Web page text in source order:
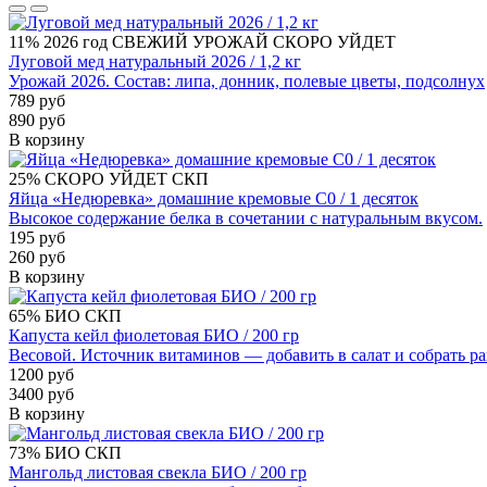
11% 2026 год СВЕЖИЙ УРОЖАЙ СКОРО УЙДЕТ
Луговой мед натуральный 2026 / 1,2 кг
Урожай 2026. Состав: липа, донник, полевые цветы, подсолнух
789 руб
890 руб
В корзину
25% СКОРО УЙДЕТ СКП
Яйца «Недюревка» домашние кремовые С0 / 1 десяток
Высокое содержание белка в сочетании с натуральным вкусом.
195 руб
260 руб
В корзину
65% БИО СКП
Капуста кейл фиолетовая БИО / 200 гр
Весовой. Источник витаминов — добавить в салат и собрать
1200 руб
3400 руб
В корзину
73% БИО СКП
Мангольд листовая свекла БИО / 200 гр